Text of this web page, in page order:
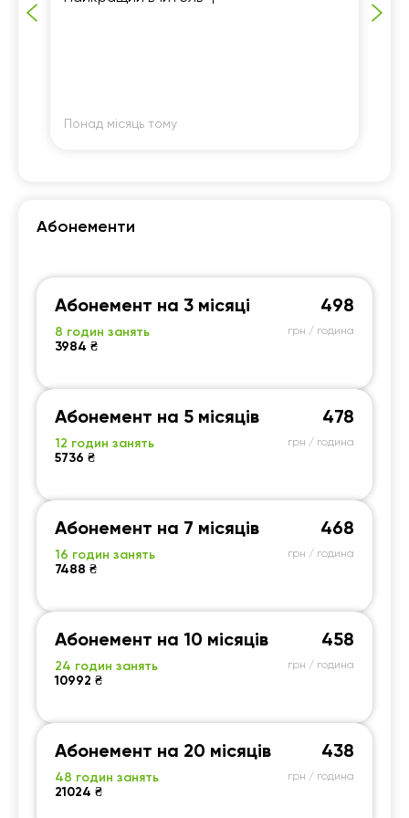
Понад місяць тому
Абонементи
Абонемент на 3 місяці
8 годин занять
3984 ₴
498
грн / година
Абонемент на 5 місяців
12 годин занять
5736 ₴
478
грн / година
Абонемент на 7 місяців
16 годин занять
7488 ₴
468
грн / година
Абонемент на 10 місяців
24 годин занять
10992 ₴
458
грн / година
Абонемент на 20 місяців
48 годин занять
21024 ₴
438
грн / година